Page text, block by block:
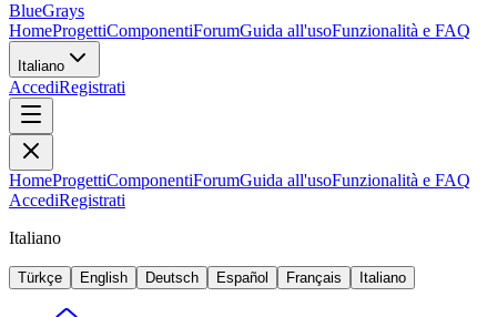
BlueGrays
HomeProgettiComponentiForumGuida all'usoFunzionalità e FAQ
Italiano
AccediRegistrati
HomeProgettiComponentiForumGuida all'usoFunzionalità e FAQ
AccediRegistrati
Italiano
Türkçe English Deutsch Español Français Italiano